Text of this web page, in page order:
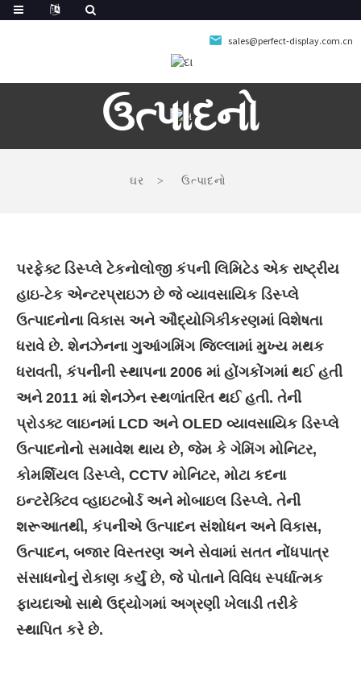
sales@perfect-display.com.cn
ઉત્પાદનો
ઘર ઉત્પાદનો
પરફેક્ટ ડિસ્પ્લે ટેકનોલોજી કંપની લિમિટેડ એક રાષ્ટ્રીય
હાઇ-ટેક એન્ટરપ્રાઇઝ છે જે વ્યાવસાયિક ડિસ્પ્લે
ઉત્પાદનોના વિકાસ અને ઔદ્યોગિકીકરણમાં વિશેષતા
ધરાવે છે. શેનઝેનના ગુઆંગમિંગ જિલ્લામાં મુખ્ય મથક
ધરાવતી, કંપનીની સ્થાપના 2006 માં હોંગકોંગમાં થઈ હતી
અને 2011 માં શેનઝેન સ્થળાંતરિત થઈ હતી. તેની
પ્રોડક્ટ લાઇનમાં LCD અને OLED વ્યાવસાયિક ડિસ્પ્લે
ઉત્પાદનોનો સમાવેશ થાય છે, જેમ કે ગેમિંગ મોનિટર,
કોમર્શિયલ ડિસ્પ્લે, CCTV મોનિટર, મોટા કદના
ઇન્ટરેક્ટિવ વ્હાઇટબોર્ડ અને મોબાઇલ ડિસ્પ્લે. તેની
શરૂઆતથી, કંપનીએ ઉત્પાદન સંશોધન અને વિકાસ,
ઉત્પાદન, બજાર વિસ્તરણ અને સેવામાં સતત નોંધપાત્ર
સંસાધનોનું રોકાણ કર્યું છે, જે પોતાને વિવિધ સ્પર્ધાત્મક
ફાયદાઓ સાથે ઉદ્યોગમાં અગ્રણી ખેલાડી તરીકે
સ્થાપિત કરે છે.